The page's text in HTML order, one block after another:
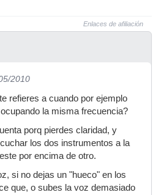
Enlaces de afiliación
2010
refieres a cuando por ejemplo
la misma frecuencia?
porq pierdes claridad, y
los dos instrumentos a la
por encima de otro.
si no dejas un "hueco" en los
que, o subes la voz demasiado